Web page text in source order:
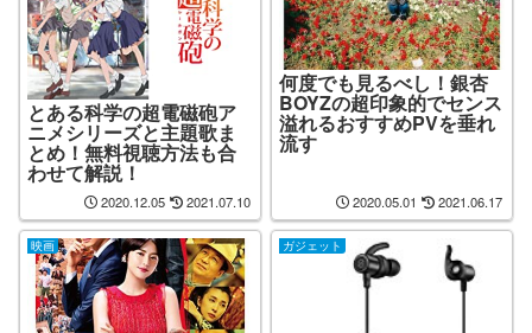
とある科学の超電磁砲ア
ニメシリーズと主題歌ま
とめ！無料視聴方法も合
わせて解説！
2020.12.05 2021.07.10
何度でも見るべし！銀杏
BOYZの超印象的でセンス
溢れるおすすめPVを垂れ
流す
2020.05.01 2021.06.17
映画 ガジェット